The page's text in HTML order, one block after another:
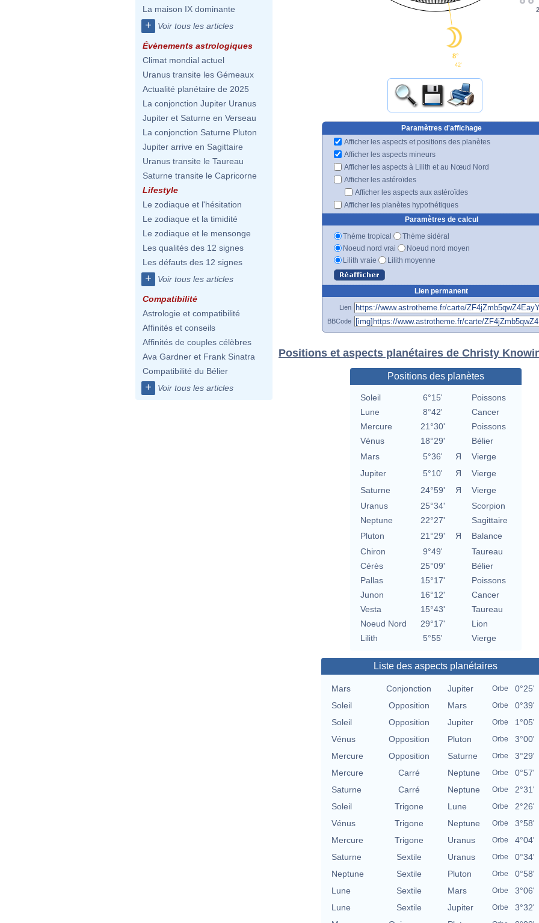
La maison IX dominante
+ Voir tous les articles
Évènements astrologiques
Climat mondial actuel
Uranus transite les Gémeaux
Actualité planétaire de 2025
La conjonction Jupiter Uranus
Jupiter et Saturne en Verseau
La conjonction Saturne Pluton
Jupiter arrive en Sagittaire
Uranus transite le Taureau
Saturne transite le Capricorne
Lifestyle
Le zodiaque et l'hésitation
Le zodiaque et la timidité
Le zodiaque et le mensonge
Les qualités des 12 signes
Les défauts des 12 signes
+ Voir tous les articles
Compatibilité
Astrologie et compatibilité
Affinités et conseils
Affinités de couples célèbres
Ava Gardner et Frank Sinatra
Compatibilité du Bélier
+ Voir tous les articles
8°
42'
Paramètres d'affichage
Afficher les aspects et positions des planètes
Afficher les aspects mineurs
Afficher les aspects à Lilith et au Nœud Nord
Afficher les astéroïdes
Afficher les aspects aux astéroïdes
Afficher les planètes hypothétiques
Paramètres de calcul
Thème tropical
Thème sidéral
Noeud nord vrai
Noeud nord moyen
Lilith vraie
Lilith moyenne
Lien permanent
Lien
BBCode
Positions et aspects planétaires de Christy
Positions des planètes
Soleil 6°15'
Poissons
Lune
8°42'
Cancer
Mercure
21°30'
Poissons
Vénus
18°29'
Bélier
Mars
5°36' Я
Vierge
Jupiter
5°10' Я
Vierge
Saturne
24°59' Я
Vierge
Uranus
25°34'
Scorpion
Neptune
22°27'
Sagittaire
Pluton
21°29' Я
Balance
Chiron
9°49'
Taureau
Cérès
25°09'
Bélier
Pallas
15°17'
Poissons
Junon
16°12'
Cancer
Vesta
15°43'
Taureau
Noeud Nord
29°17'
Lion
Lilith
5°55' Vierge
Liste des aspects planétaires
Mars Conjonction Jupiter Orbe
0°25'
Soleil
Opposition Mars Orbe
0°39'
Soleil
Opposition Jupiter Orbe
1°05'
Vénus
Opposition Pluton Orbe
3°00'
Mercure
Opposition Saturne Orbe
3°29'
Mercure
Carré Neptune Orbe
0°57'
Saturne
Carré Neptune Orbe
2°31'
Soleil
Trigone Lune Orbe
2°26'
Vénus
Trigone Neptune Orbe
3°58'
Mercure
Trigone Uranus Orbe
4°04'
Saturne
Sextile Uranus Orbe
0°34'
Neptune
Sextile Pluton Orbe
0°58'
Lune
Sextile Mars Orbe
3°06'
Lune
Sextile Jupiter Orbe
3°32'